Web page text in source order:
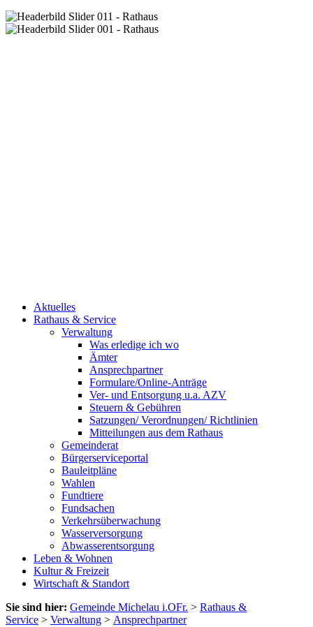
Aktuelles
Rathaus & Service
Verwaltung
Was erledige ich wo
Ämter
Ansprechpartner
Formulare/Online-Anträge
Ver- und Entsorgung u.a. AZV
Steuern & Gebühren
Satzungen/ Verordnungen/ Richtlinien
Mitteilungen aus dem Rathaus
Gemeinderat
Bürgerserviceportal
Bauleitpläne
Wahlen
Fundtiere
Fundsachen
Verkehrsüberwachung
Wasserversorgung
Abwasserentsorgung
Leben & Wohnen
Kultur & Freizeit
Wirtschaft & Standort
Sie sind hier: Gemeinde Michelau i.OFr. > Rathaus &
Service > Verwaltung > Ansprechpartner